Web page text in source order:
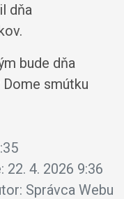
dňa
bude dňa
Dome smútku
22. 4. 2026 9:36
Správca Webu